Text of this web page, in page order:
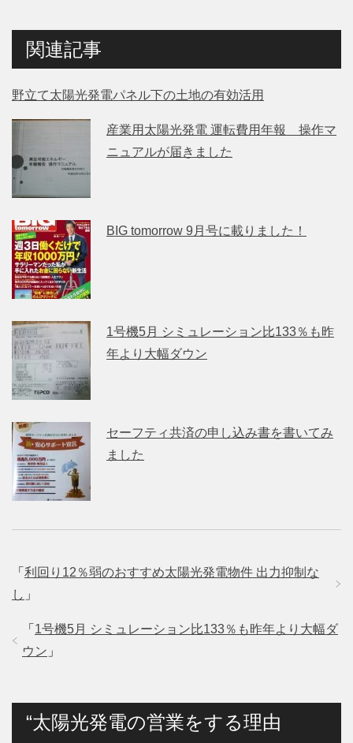
関連記事
野立て太陽光発電パネル下の土地の有効活用
産業用太陽光発電 運転費用年報 操作マ
ニュアルが届きました
BIG tomorrow 9月号に載りました！
1号機5月 シミュレーション比133％も昨
年より大幅ダウン
セーフティ共済の申し込み書を書いてみ
ました
「 利回り12％弱のおすすめ太陽光発電物件 出力抑制な
し 」
「 1号機5月 シミュレーション比133％も昨年より大幅ダ
ウン 」
“太陽光発電の営業をする理由